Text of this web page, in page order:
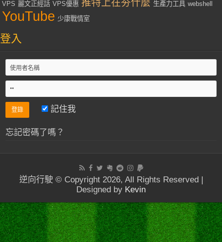
VPS 麗文正經話 VPS優惠 推特上在夯什麼 生產力工具 webshell
YouTube 少康戰情室
登入
記住我
忘記密碼了嗎？
逆向行駛 © Copyright 2026, All Rights Reserved |
Designed by Kevin